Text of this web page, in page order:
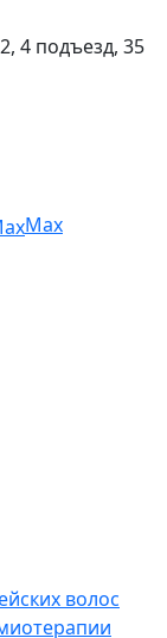
4 подъезд, 35
Max
волос